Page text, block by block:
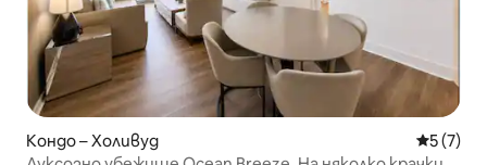
Кондо – Холивуд Средна
5 (7)